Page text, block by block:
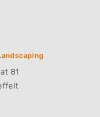
81